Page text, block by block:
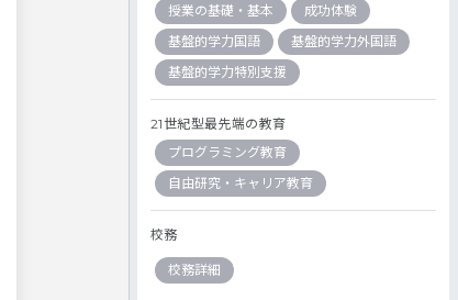
授業の基礎・基本
成功体験
基盤的学力国語
基盤的学力外国語
基盤的学力特別支援
21世紀型最先端の教育
プログラミング教育
自由研究・キャリア教育
校務
校務詳細